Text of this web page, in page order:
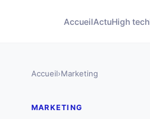
AccueilActuHigh tech
Accueil›Marketing
MARKETING